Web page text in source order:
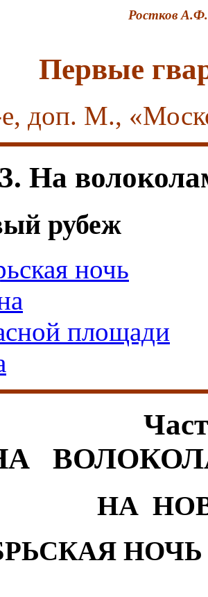
Ростков А.Ф.
Первые
доп. М.,
На
рубеж
ночь
площади
НА
НОЧЬ